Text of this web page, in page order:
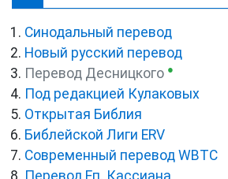
Синодальный перевод
Новый русский перевод
Перевод Десницкого ●
Под редакцией Кулаковых
Открытая Библия
Библейской Лиги ERV
Cовременный перевод WBTC
Перевод Еп. Кассиана